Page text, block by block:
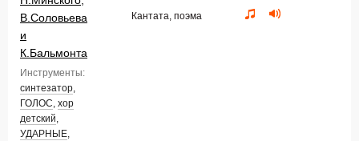
В.Соловьева
и
К.Бальмонта
Инструменты:
синтезатор,
ГОЛОС, хор
детский,
УДАРНЫЕ,
Кантата, поэма